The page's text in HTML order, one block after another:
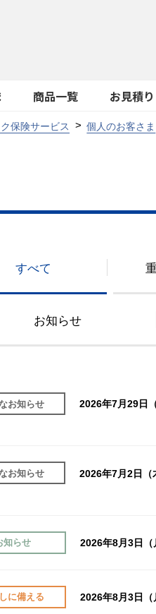
商品一覧 お見積り
保険サービス 個人のお客さま
すべて
お知らせ
お知らせ 2026年7月29日（
お知らせ 2026年7月2日（
知らせ 2026年8月3日（
に備える 2026年8月3日（